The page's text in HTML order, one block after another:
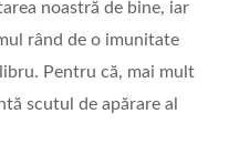
noastră de bine, iar
rând de o imunitate
Pentru că, mai mult
scutul de apărare al